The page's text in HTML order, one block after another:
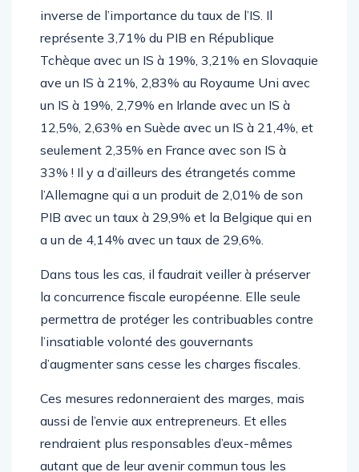
sur les sociétés est en proportion presque
inverse de l’importance du taux de l’IS. Il
représente 3,71% du PIB en République
Tchèque avec un IS à 19%, 3,21% en Slovaquie
ave un IS à 21%, 2,83% au Royaume Uni avec
un IS à 19%, 2,79% en Irlande avec un IS à
12,5%, 2,63% en Suède avec un IS à 21,4%, et
seulement 2,35% en France avec son IS à
33% ! Il y a d’ailleurs des étrangetés comme
l’Allemagne qui a un produit de 2,01% de son
PIB avec un taux à 29,9% et la Belgique qui en
Dans tous les cas, il faudrait veiller à préserver
la concurrence fiscale européenne. Elle seule
permettra de protéger les contribuables contre
l’insatiable volonté des gouvernants
Ces mesures redonneraient des marges, mais
aussi de l’envie aux entrepreneurs. Et elles
rendraient plus responsables d’eux-mêmes